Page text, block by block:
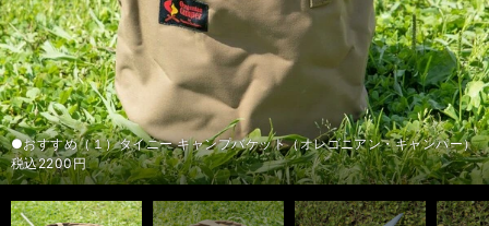
キャンパーの森風美さん
「3000円以下、高コスパキャンプギア５選」記事＞＞
photo by Mukarami Shogo
●おすすめ（１）タイニー キャンプバケット（オレゴニアン・キャンパー）
税込2200円
●おすすめ（２）替刃式ブッシュクラフトナイフBK1（オルファワークス）
税込1430円
●おすすめ（３）アルミローチェア（ワークマン）税込2500円
●おすすめ（４）真空ハイブリッドコンテナ 4.6L（ワークマン）税込2500
円
●おすすめ（５）ミニマライト（5050ワークショップ）税込2860円
前へ